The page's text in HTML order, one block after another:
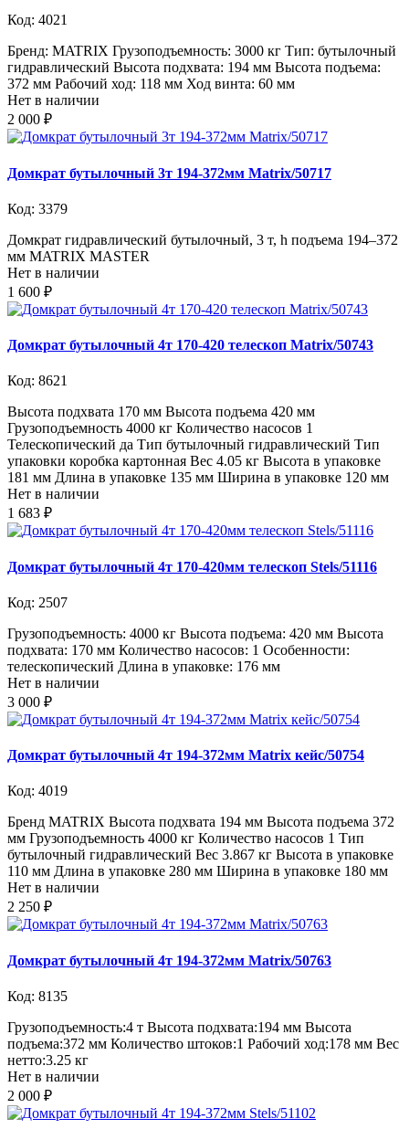
Код: 4021
Бренд: MATRIX Грузоподъемность: 3000 кг Тип: бутылочный
гидравлический Высота подхвата: 194 мм Высота подъема:
372 мм Рабочий ход: 118 мм Ход винта: 60 мм
Нет в наличии
2 000 ₽
Домкрат бутылочный 3т 194-372мм Matrix/50717
Код: 3379
Домкрат гидравлический бутылочный, 3 т, h подъема 194–372
мм MATRIX MASTER
Нет в наличии
1 600 ₽
Домкрат бутылочный 4т 170-420 телескоп Matrix/50743
Код: 8621
Высота подхвата 170 мм Высота подъема 420 мм
Грузоподъемность 4000 кг Количество насосов 1
Телескопический да Тип бутылочный гидравлический Тип
упаковки коробка картонная Вес 4.05 кг Высота в упаковке
181 мм Длина в упаковке 135 мм Ширина в упаковке 120 мм
Нет в наличии
1 683 ₽
Домкрат бутылочный 4т 170-420мм телескоп Stels/51116
Код: 2507
Грузоподъемность: 4000 кг Высота подъема: 420 мм Высота
подхвата: 170 мм Количество насосов: 1 Особенности:
телескопический Длина в упаковке: 176 мм
Нет в наличии
3 000 ₽
Домкрат бутылочный 4т 194-372мм Matrix кейс/50754
Код: 4019
Бренд MATRIX Высота подхвата 194 мм Высота подъема 372
мм Грузоподъемность 4000 кг Количество насосов 1 Тип
бутылочный гидравлический Вес 3.867 кг Высота в упаковке
110 мм Длина в упаковке 280 мм Ширина в упаковке 180 мм
Нет в наличии
2 250 ₽
Домкрат бутылочный 4т 194-372мм Matrix/50763
Код: 8135
Грузоподъемность:4 т Высота подхвата:194 мм Высота
подъема:372 мм Количество штоков:1 Рабочий ход:178 мм Вес
нетто:3.25 кг
Нет в наличии
2 000 ₽